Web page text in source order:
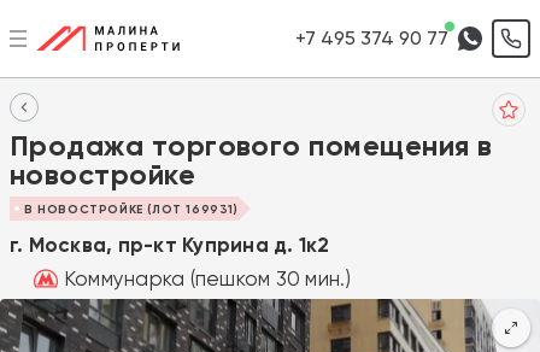
+7 495 374 90 77
Продажа торгового помещения в
новостройке
В НОВОСТРОЙКЕ (ЛОТ 169931)
г. Москва, пр-кт Куприна д. 1к2
Коммунарка (пешком 30 мин.)